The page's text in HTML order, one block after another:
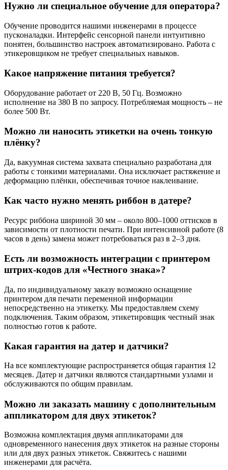
Нужно ли специальное обучение для оператора?
Обучение проводится нашими инженерами в процессе
пусконаладки. Интерфейс сенсорной панели интуитивно
понятен, большинство настроек автоматизировано. Работа с
этикеровщиком не требует специальных навыков.
Какое напряжение питания требуется?
Оборудование работает от 220 В, 50 Гц. Возможно
исполнение на 380 В по запросу. Потребляемая мощность – не
более 500 Вт.
Можно ли наносить этикетки на очень тонкую
плёнку?
Да, вакуумная система захвата специально разработана для
работы с тонкими материалами. Она исключает растяжение и
деформацию плёнки, обеспечивая точное наклеивание.
Как часто нужно менять риббон в датере?
Ресурс риббона шириной 30 мм – около 800–1000 оттисков в
зависимости от плотности печати. При интенсивной работе (8
часов в день) замена может потребоваться раз в 2–3 дня.
Есть ли возможность интеграции с принтером
штрих-кодов для «Честного знака»?
Да, по индивидуальному заказу возможно оснащение
принтером для печати переменной информации
непосредственно на этикетку. Мы предоставляем схему
подключения. Таким образом, этикетировщик честный знак
полностью готов к работе.
Какая гарантия на датер и датчики?
На все комплектующие распространяется общая гарантия 12
месяцев. Датер и датчики являются стандартными узлами и
обслуживаются по общим правилам.
Можно ли заказать машину с дополнительным
аппликатором для двух этикеток?
Возможна комплектация двумя аппликаторами для
одновременного нанесения двух этикеток на разные стороны
или для двух разных этикеток. Свяжитесь с нашими
инженерами для расчёта.